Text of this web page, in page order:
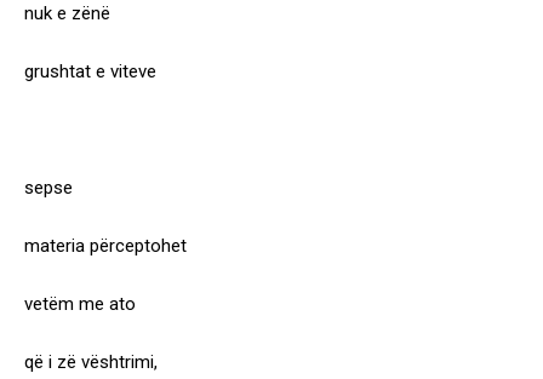
nuk e zënë
grushtat e viteve
sepse
materia përceptohet
vetëm me ato
që i zë vështrimi,